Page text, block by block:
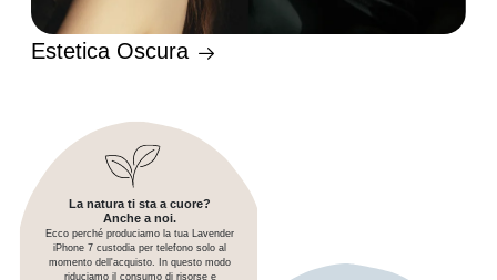
Estetica Oscura
La natura ti sta a cuore?
Anche a noi.
Ecco perché produciamo la tua Lavender
iPhone 7 custodia per telefono solo al
momento dell'acquisto. In questo modo
riduciamo il consumo di risorse e